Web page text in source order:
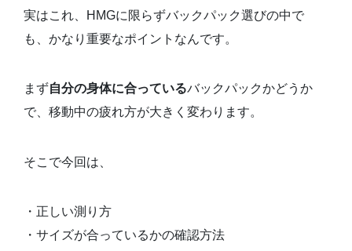
実はこれ、HMGに限らずバックパック選びの中で
も、かなり重要なポイントなんです。
まず自分の身体に合っているバックパックかどうか
で、移動中の疲れ方が大きく変わります。
そこで今回は、
・正しい測り方
・サイズが合っているかの確認方法